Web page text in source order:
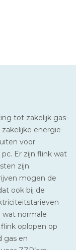
tot zakelijk gas-
energie
voor
Er zijn flink wat
zijn
mogen de
ook bij de
wat normale
oplopen op
gas en